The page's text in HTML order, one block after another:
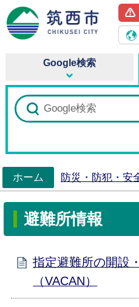
Google検索
ホーム
防災・防犯・安
避難所情報
指定避難所の開設
（VACAN）